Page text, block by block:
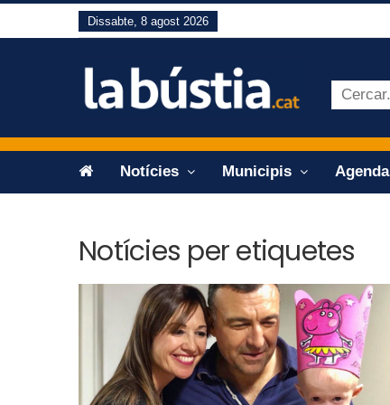
Dissabte, 8 agost 2026
Notícies Municipis Agenda
Notícies per etiquetes